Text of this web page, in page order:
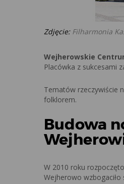
Zdjęcie:Filharmonia
Wejherowskie
Placówka z sukcesami
Tematów rzeczywiście
folklorem.
Budowa
W 2010 roku
Wejherowo